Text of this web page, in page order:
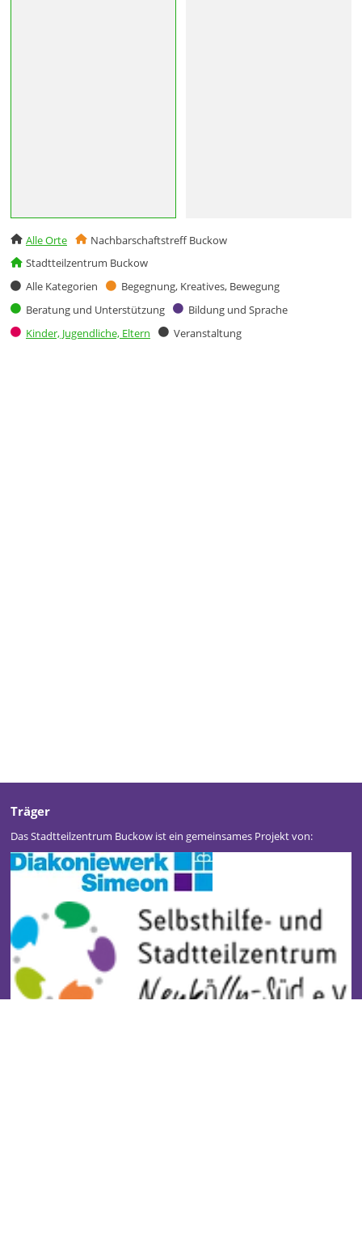
Alle Orte
Nachbarschaftstreff Buckow
Stadtteilzentrum Buckow
Alle Kategorien
Begegnung, Kreatives, Bewegung
Beratung und Unterstützung
Bildung und Sprache
Kinder, Jugendliche, Eltern
Veranstaltung
Träger
Das Stadtteilzentrum Buckow ist ein gemeinsames Projekt von: